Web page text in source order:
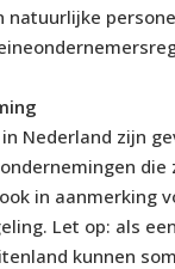
natuurlijke
Nederland zijn
die
in aanmerking
Let op: als
kunnen